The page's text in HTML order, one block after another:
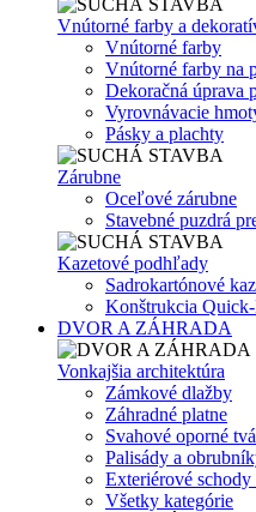
Vnútorné farby a
Vnútorné farby
Vnútorné farby na
Dekoračná úprava
Vyrovnávacie
Pásky a plachty
Zárubne
Oceľové zárubne
Stavebné puzdrá
Kazetové podhľady
Sadrokartónové
Konštrukcia
DVOR A ZÁHRADA
Vonkajšia architektúra
Zámkové dlažby
Záhradné platne
Svahové oporné
Palisády a
Exteriérové
Všetky kategórie